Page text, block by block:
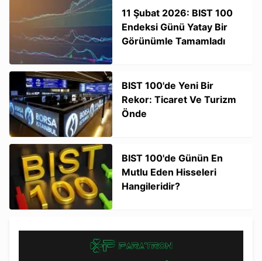
11 Şubat 2026: BIST 100
Endeksi Günü Yatay Bir
Görünümle Tamamladı
BIST 100'de Yeni Bir
Rekor: Ticaret Ve Turizm
Önde
BIST 100'de Günün En
Mutlu Eden Hisseleri
Hangileridir?